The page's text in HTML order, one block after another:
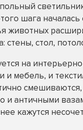
шага началась
животных
стены, стол,
на
и мебель, и
и античными
кажутся